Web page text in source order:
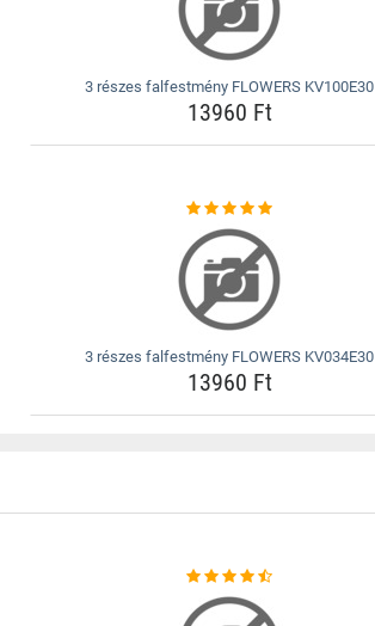
3 részes falfestmény FLOWERS KV100E30
13960 Ft
3 részes falfestmény FLOWERS KV034E30
13960 Ft